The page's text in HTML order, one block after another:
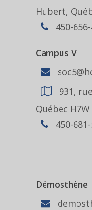
Hubert,
450-
Campus V
931,
Québec H7W
450-
Démosthène